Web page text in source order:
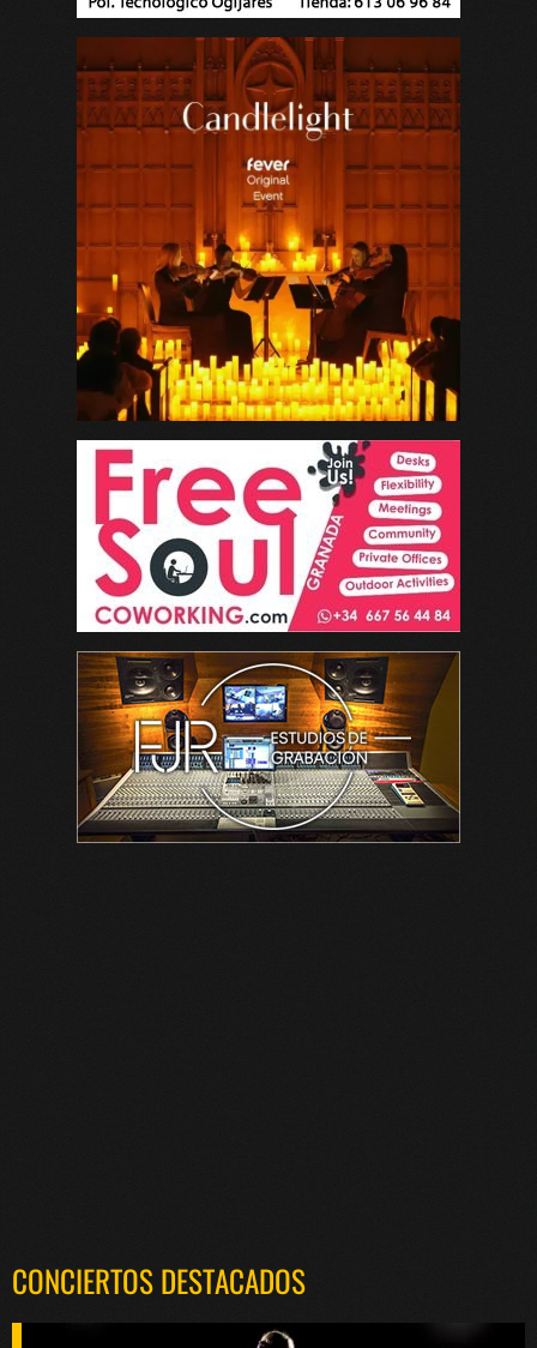
CONCIERTOS DESTACADOS